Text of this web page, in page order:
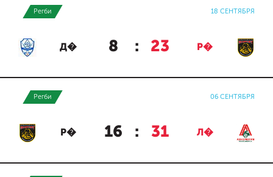
Регби 18 СЕНТЯБРЯ
Д� 8 : 23 Р�
Регби 06 СЕНТЯБРЯ
Р� 16 : 31 Л�